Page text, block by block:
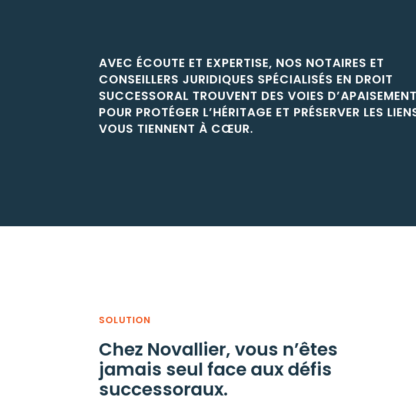
AVEC ÉCOUTE ET EXPERTISE, NOS NOTAIRES ET
CONSEILLERS JURIDIQUES SPÉCIALISÉS EN DROIT
SUCCESSORAL TROUVENT DES VOIES D’APAISEMENT
POUR PROTÉGER L’HÉRITAGE ET PRÉSERVER LES
VOUS TIENNENT À CŒUR.
SOLUTION
Chez Novallier, vous n’êtes
jamais seul face aux défis
successoraux.